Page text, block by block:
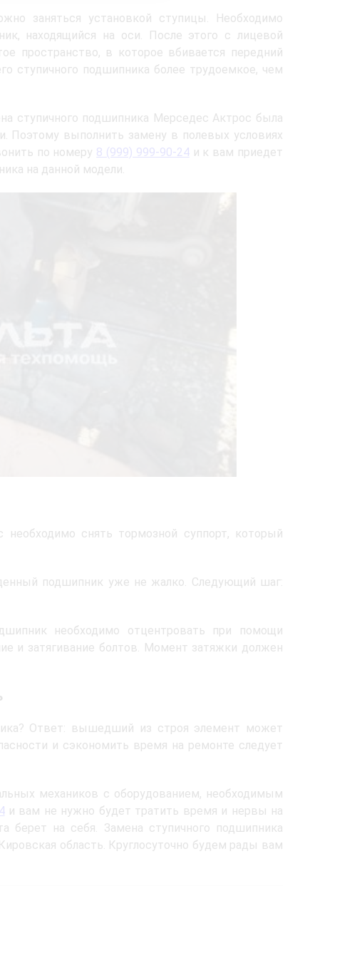
заняться установкой ступицы. Необходимо
находящийся на оси. После этого с лицевой
пространство, в которое вбивается передний
ступичного подшипника более трудоемкое, чем
ступичного подшипника Мерседес Актрос была
Поэтому выполнить замену в полевых условиях
по номеру 8 (999) 999-90-24и к вам приедет
на данной модели.
снять тормозной суппорт, который
подшипник уже не жалко. Следующий шаг:
необходимо отцентровать при помощи
и затягивание болтов. Момент затяжки должен
Ответ: вышедший из строя элемент может
и сэкономить время на ремонте следует
механиков с оборудованием, необходимым
и вам не нужно будет тратить время и нервы на
на себя. Замена ступичного подшипника
область. Круглосуточно будем рады вам